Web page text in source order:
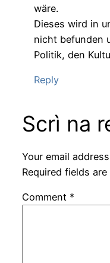
wäre.
Dieses wird in
nicht befunden
Politik, den
Reply
Scrì na
Your email
Required fields are
Comment *